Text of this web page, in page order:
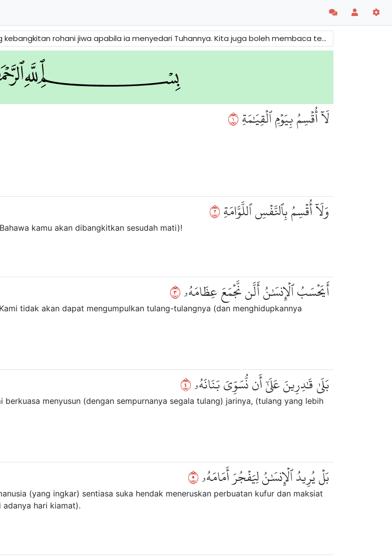
apabila ia menyedari Tuhannya. Kita juga boleh membaca tentang kebangkitan fizikal yang akan berlaku pada akhir dunia.
لَآ أُقۡسِمُ بِيَوۡمِ ٱلۡقِيَٰمَةِ١
وَلَآ أُقۡسِمُ بِٱلنَّفۡسِ ٱللَّوَّامَةِ٢
kamu akan dibangkitkan sesudah mati)!
أَيَحۡسَبُ ٱلۡإِنسَٰنُ أَلَّن نَّجۡمَعَ عِظَامَهُۥ٣
tidak akan dapat mengumpulkan tulang-tulangnya (dan menghidupkannya
بَلَىٰ قَٰدِرِينَ عَلَىٰٓ أَن نُّسَوِّيَ بَنَانَهُۥ٤
menyusun (dengan sempurnanya segala tulang) jarinya, (tulang yang lebih
بَلۡ يُرِيدُ ٱلۡإِنسَٰنُ لِيَفۡجُرَ أَمَامَهُۥ٥
(yang ingkar) sentiasa suka hendak meneruskan perbuatan kufur dan maksiat
hari kiamat).